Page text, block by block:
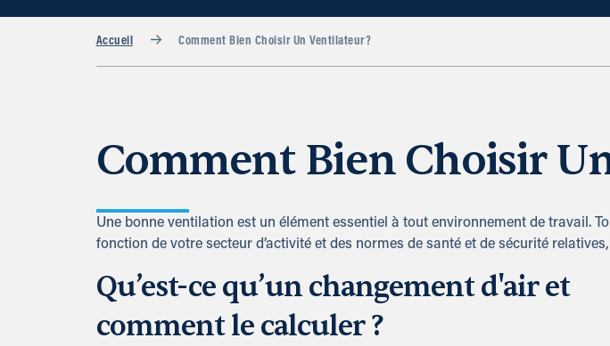
Accueil Comment Bien Choisir Un Ventilateur?
Comment Bien Choisir
Une bonne ventilation est un élément essentiel à tout environnement de travail.
fonction de votre secteur d’activité et des normes de santé et de sécurité
Qu’est-ce qu’un changement d'air et
comment le calculer ?